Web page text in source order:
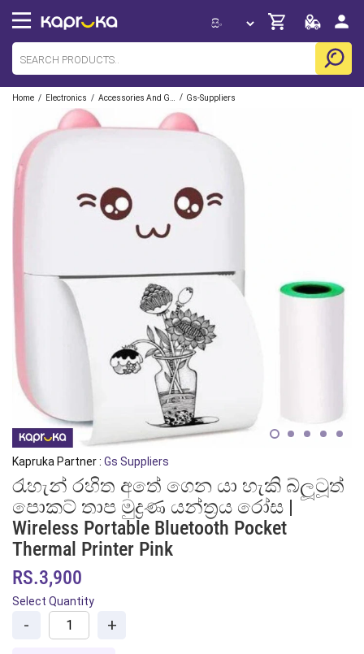
Home / Electronics / / Gs-Suppliers
Kapruka Partner : Gs Suppliers
රැහැන් රහිත අතේ ගෙන යා හැකි බ්ලූටූත්
පොකට් තාප මුද්‍රණ යන්ත්‍රය රෝස |
Wireless Portable Bluetooth Pocket
Thermal Printer Pink
RS.3,900
Select Quantity
- +